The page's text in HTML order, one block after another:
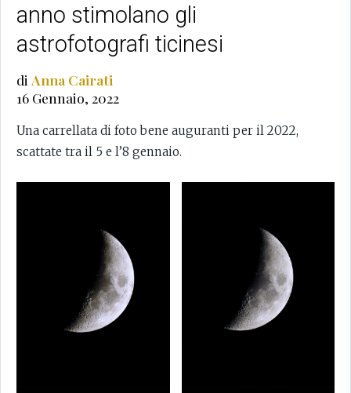
anno stimolano gli
astrofotografi ticinesi
di Anna Cairati
16 Gennaio, 2022
Una carrellata di foto bene auguranti per il 2022,
scattate tra il 5 e l’8 gennaio.